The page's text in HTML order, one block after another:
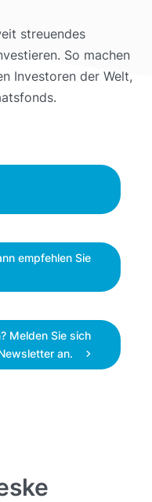
streuendes
So machen
Investoren der Welt,
empfehlen Sie
Melden Sie sich
an.